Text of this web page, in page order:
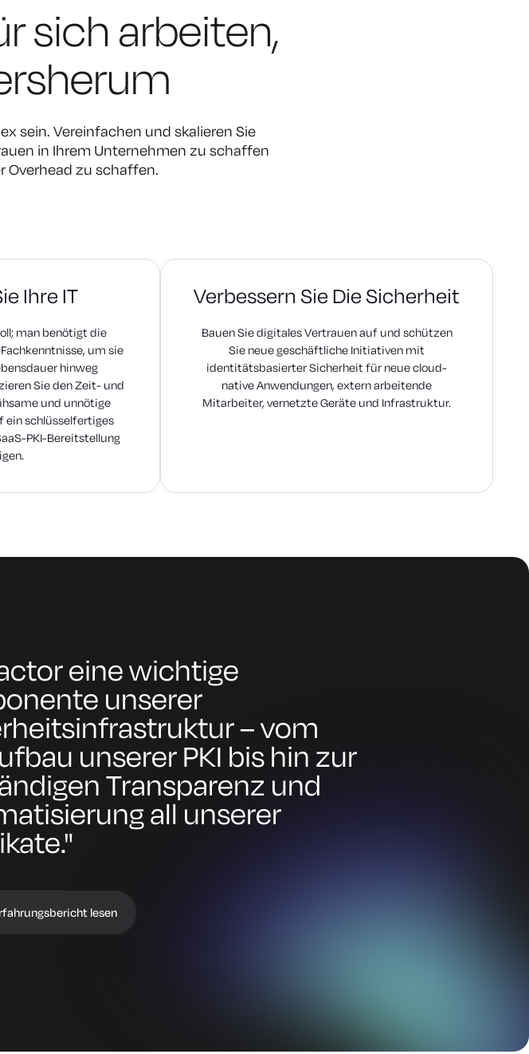
sich arbeiten,
sein. Vereinfachen und skalieren Sie
in Ihrem Unternehmen zu schaffen
Overhead zu schaffen.
Ihre IT
man benötigt die
um sie
hinweg
Sie den Zeit- und
und unnötige
ein schlüsselfertiges
PKI-Bereitstellung
Verbessern Sie Die Sicherheit
Bauen Sie digitales Vertrauen auf und schützen
Sie neue geschäftliche Initiativen mit
identitätsbasierter Sicherheit für neue cloud-
native Anwendungen, extern arbeitende
Mitarbeiter, vernetzte Geräte und Infrastruktur.
eine wichtige
unserer
– vom
unserer PKI bis hin zur
Transparenz und
all unserer
lesen